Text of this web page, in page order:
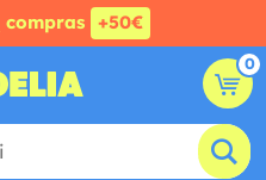
compras +50€
0